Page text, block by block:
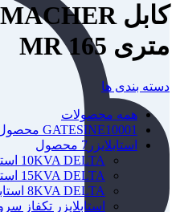
متری MR 165
دسته بندی ها
همه محصولات
GATESINE10001 محصول
استابلایزر 7 محصول
10KVA DELTA استابلایزر
15KVA DELTA استابلایزر
8KVA DELTA استابلایزر